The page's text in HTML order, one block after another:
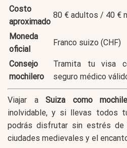
Costo
aproximado
80 € adultos / 40 €
Moneda
oficial
Franco suizo (CHF)
Consejo
mochilero
Tramita tu visa
seguro médico
Viajar aSuiza como
inolvidable, y si llevas todos
podrás disfrutar sin estrés de
ciudades medievales y el